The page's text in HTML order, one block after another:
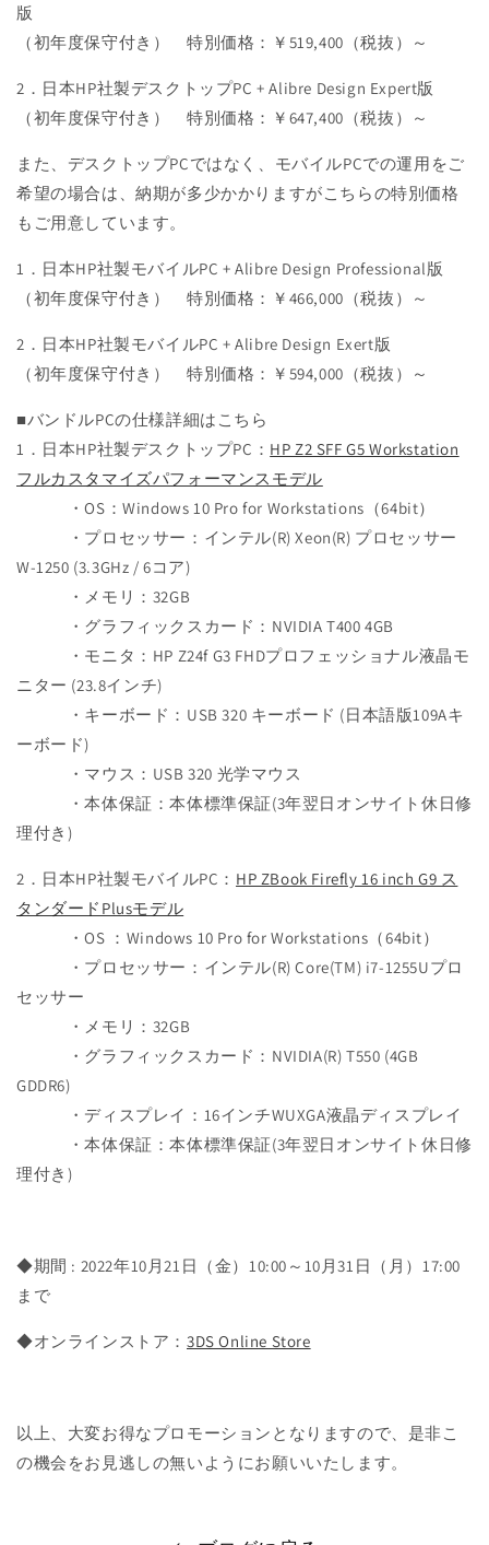
版
（初年度保守付き） 特別価格：￥519,400（税抜）～
2．日本HP社製デスクトップPC + Alibre Design Expert版
（初年度保守付き） 特別価格：￥647,400（税抜）～
また、デスクトップPCではなく、モバイルPCでの運用をご
希望の場合は、納期が多少かかりますがこちらの特別価格
もご用意しています。
1．日本HP社製モバイルPC + Alibre Design Professional版
（初年度保守付き） 特別価格：￥466,000（税抜）～
2．日本HP社製モバイルPC + Alibre Design Exert版
（初年度保守付き） 特別価格：￥594,000（税抜）～
■バンドルPCの仕様詳細はこちら
1．日本HP社製デスクトップPC： HP Z2 SFF G5 Workstation
フルカスタマイズパフォーマンスモデル
・OS：Windows 10 Pro for Workstations（64bit）
・プロセッサー：インテル(R) Xeon(R) プロセッサー
W-1250 (3.3GHz / 6コア)
・メモリ：32GB
・グラフィックスカード：NVIDIA T400 4GB
・モニタ：HP Z24f G3 FHDプロフェッショナル液晶モ
ニター (23.8インチ)
・キーボード：USB 320 キーボード (日本語版109Aキ
ーボード)
・マウス：USB 320 光学マウス
・本体保証：本体標準保証(3年翌日オンサイト休日修
理付き)
2．日本HP社製モバイルPC： HP ZBook Firefly 16 inch G9 ス
タンダードPlusモデル
・OS ：Windows 10 Pro for Workstations（64bit）
・プロセッサー：インテル(R) Core(TM) i7-1255Uプロ
セッサー
・メモリ：32GB
・グラフィックスカード：NVIDIA(R) T550 (4GB
GDDR6)
・ディスプレイ：16インチWUXGA液晶ディスプレイ
・本体保証：本体標準保証(3年翌日オンサイト休日修
理付き)
◆期間 : 2022年10月21日（金）10:00～10月31日（月）17:00
まで
◆オンラインストア： 3DS Online Store
以上、大変お得なプロモーションとなりますので、是非こ
の機会をお見逃しの無いようにお願いいたします。